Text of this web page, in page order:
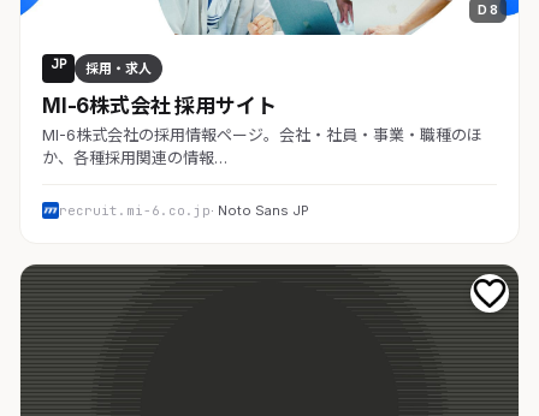
D 8
JP 採用・求人
MI-6株式会社 採用サイト
MI-6株式会社の採用情報ページ。会社・社員・事業・職種のほ
か、各種採用関連の情報…
recruit.mi-6.co.jp· Noto Sans JP